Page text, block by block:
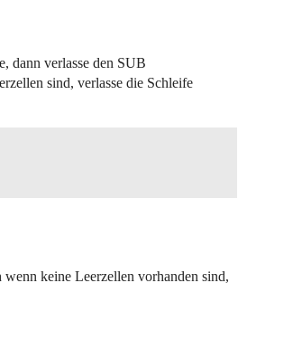
dann verlasse den SUB
sind, verlasse die Schleife
keine Leerzellen vorhanden sind,